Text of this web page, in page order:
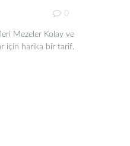
0
Mezeler Kolay ve
için harika bir tarif.